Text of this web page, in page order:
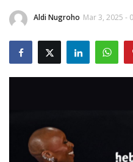
Lifestyle
Video
News
Aldi Nugroho Mar 3, 2025 -